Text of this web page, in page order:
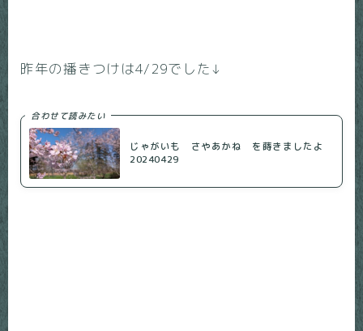
昨年の播きつけは4/29でした↓
合わせて読みたい
じゃがいも さやあかね を蒔きましたよ
20240429